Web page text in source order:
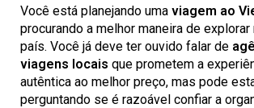
Você está planejando uma viagem ao
procurando a melhor maneira de
país. Você já deve ter ouvido falar de
viagens locais que prometem a
autêntica ao melhor preço, mas pode
perguntando se é razoável confiar a